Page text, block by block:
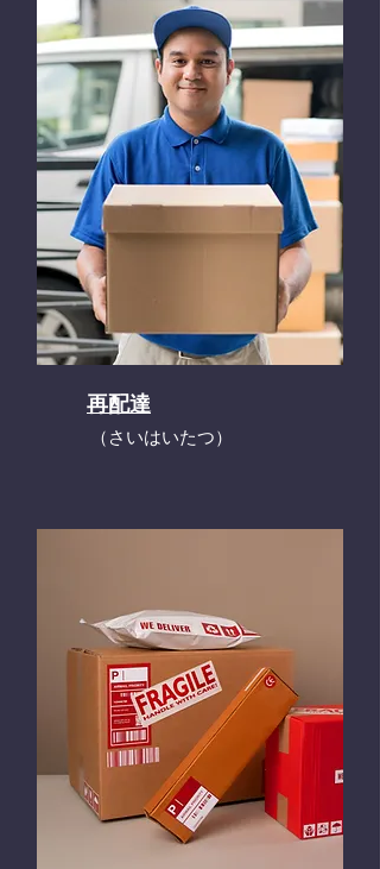
再配達
​（さいはいたつ）